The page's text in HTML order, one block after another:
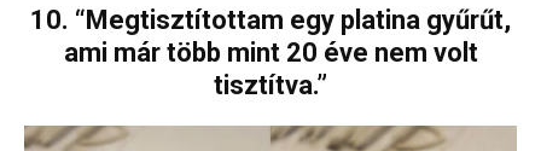
10. “Megtisztítottam egy platina gyűrűt,
ami már több mint 20 éve nem volt
tisztítva.”